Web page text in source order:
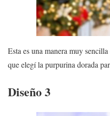
Esta es una manera muy
que elegí la purpurina dorada
Diseño 3